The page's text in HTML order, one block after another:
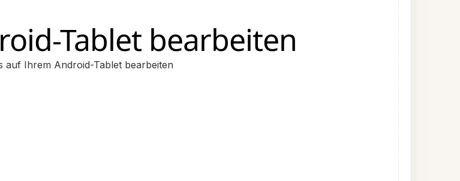
Tablet bearbeiten
auf Ihrem Android-Tablet bearbeiten